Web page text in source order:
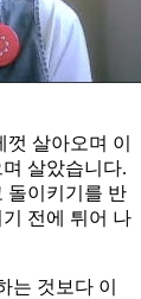
살아오며 이
살았습니다.
돌이키기를 반
전에 튀어 나
는 것보다 이